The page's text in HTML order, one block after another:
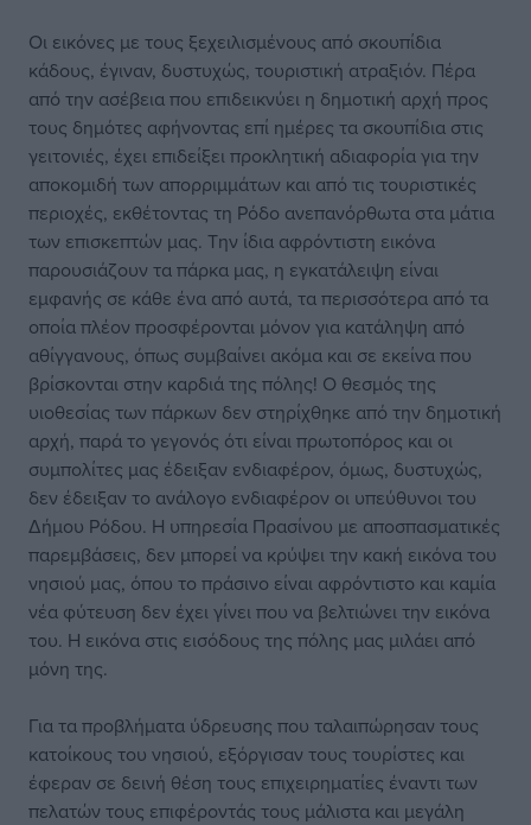
Οι εικόνες με τους ξεχειλισμένους από σκουπίδια
κάδους, έγιναν, δυστυχώς, τουριστική ατραξιόν. Πέρα
από την ασέβεια που επιδεικνύει η δημοτική αρχή προς
τους δημότες αφήνοντας επί ημέρες τα σκουπίδια στις
γειτονιές, έχει επιδείξει προκλητική αδιαφορία για την
αποκομιδή των απορριμμάτων και από τις τουριστικές
περιοχές, εκθέτοντας τη Ρόδο ανεπανόρθωτα στα μάτια
των επισκεπτών μας. Την ίδια αφρόντιστη εικόνα
παρουσιάζουν τα πάρκα μας, η εγκατάλειψη είναι
εμφανής σε κάθε ένα από αυτά, τα περισσότερα από τα
οποία πλέον προσφέρονται μόνον για κατάληψη από
αθίγγανους, όπως συμβαίνει ακόμα και σε εκείνα που
βρίσκονται στην καρδιά της πόλης! Ο θεσμός της
υιοθεσίας των πάρκων δεν στηρίχθηκε από την δημοτική
αρχή, παρά το γεγονός ότι είναι πρωτοπόρος και οι
συμπολίτες μας έδειξαν ενδιαφέρον, όμως, δυστυχώς,
δεν έδειξαν το ανάλογο ενδιαφέρον οι υπεύθυνοι του
Δήμου Ρόδου. Η υπηρεσία Πρασίνου με αποσπασματικές
παρεμβάσεις, δεν μπορεί να κρύψει την κακή εικόνα του
νησιού μας, όπου το πράσινο είναι αφρόντιστο και καμία
νέα φύτευση δεν έχει γίνει που να βελτιώνει την εικόνα
του. Η εικόνα στις εισόδους της πόλης μας μιλάει από
μόνη της.
Για τα προβλήματα ύδρευσης που ταλαιπώρησαν τους
κατοίκους του νησιού, εξόργισαν τους τουρίστες και
έφεραν σε δεινή θέση τους επιχειρηματίες έναντι των
πελατών τους επιφέροντάς τους μάλιστα και μεγάλη